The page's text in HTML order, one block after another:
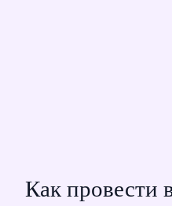
Как провести